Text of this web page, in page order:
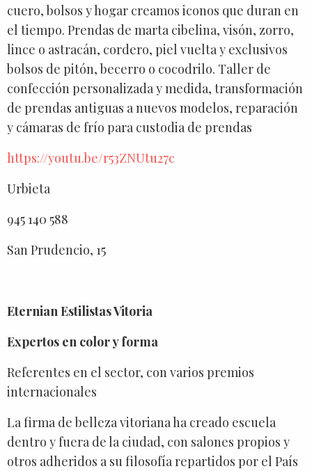
cuero, bolsos y hogar creamos iconos que duran en
el tiempo. Prendas de marta cibelina, visón, zorro,
lince o astracán, cordero, piel vuelta y exclusivos
bolsos de pitón, becerro o cocodrilo. Taller de
confección personalizada y medida, transformación
de prendas antiguas a nuevos modelos, reparación
y cámaras de frío para custodia de prendas
https://youtu.be/r53ZNUtu27c
Urbieta
945 140 588
San Prudencio, 15
Eternian Estilistas Vitoria
Expertos en color y forma
Referentes en el sector, con varios premios
internacionales
La firma de belleza vitoriana ha creado escuela
dentro y fuera de la ciudad, con salones propios y
otros adheridos a su filosofía repartidos por el País